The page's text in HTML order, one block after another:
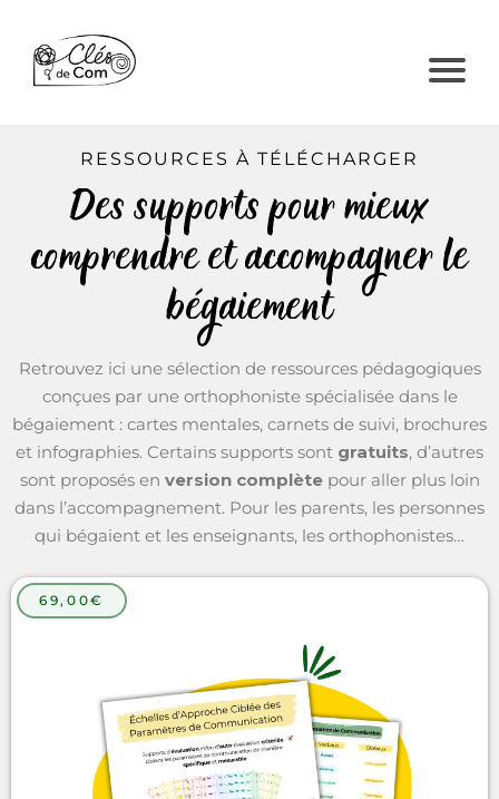
RESSOURCES À TÉLÉCHARGER
Des supports pour mieux
comprendre et accompagner le
bégaiement
Retrouvez ici une sélection de ressources pédagogiques
conçues par une orthophoniste spécialisée dans le
bégaiement : cartes mentales, carnets de suivi, brochures
et infographies. Certains supports sont gratuits, d’autres
sont proposés en version complètepour aller plus loin
dans l’accompagnement. Pour les parents, les personnes
qui bégaient et les enseignants, les orthophonistes…
69,00€